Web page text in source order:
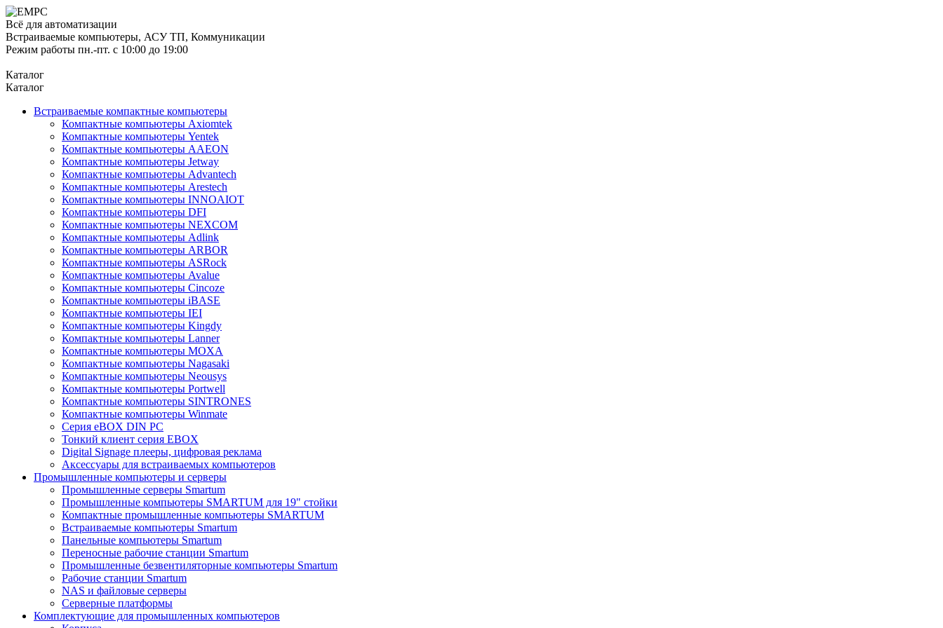
Всё для автоматизации
Встраиваемые компьютеры, АСУ ТП, Коммуникации
Режим работы пн.-пт. с 10:00 до 19:00
Каталог
Каталог
Встраиваемые компактные компьютеры
Компактные компьютеры Axiomtek
Компактные компьютеры Yentek
Компактные компьютеры AAEON
Компактные компьютеры Jetway
Компактные компьютеры Advantech
Компактные компьютеры Arestech
Компактные компьютеры INNOAIOT
Компактные компьютеры DFI
Компактные компьютеры NEXCOM
Компактные компьютеры Adlink
Компактные компьютеры ARBOR
Компактные компьютеры ASRock
Компактные компьютеры Avalue
Компактные компьютеры Cincoze
Компактные компьютеры iBASE
Компактные компьютеры IEI
Компактные компьютеры Kingdy
Компактные компьютеры Lanner
Компактные компьютеры MOXA
Компактные компьютеры Nagasaki
Компактные компьютеры Neousys
Компактные компьютеры Portwell
Компактные компьютеры SINTRONES
Компактные компьютеры Winmate
Серия eBOX DIN PC
Тонкий клиент серия EBOX
Digital Signage плееры, цифровая реклама
Аксессуары для встраиваемых компьютеров
Промышленные компьютеры и серверы
Промышленные серверы Smartum
Промышленные компьютеры SMARTUM для 19" стойки
Компактные промышленные компьютеры SMARTUM
Встраиваемые компьютеры Smartum
Панельные компьютеры Smartum
Переносные рабочие станции Smartum
Промышленные безвентиляторные компьютеры Smartum
Рабочие станции Smartum
NAS и файловые серверы
Серверные платформы
Комплектующие для промышленных компьютеров